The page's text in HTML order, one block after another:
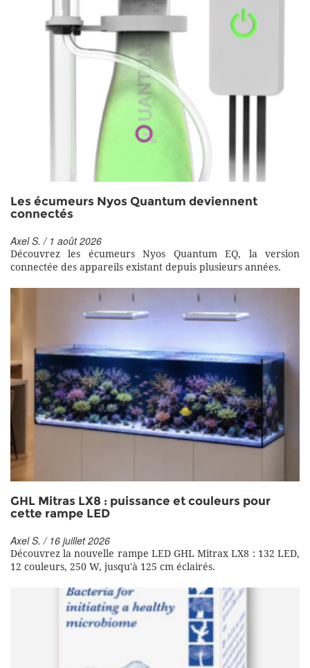
Les écumeurs Nyos Quantum deviennent
connectés
Axel S. / 1 août 2026
Découvrez les écumeurs Nyos Quantum EQ, la version
connectée des appareils existant depuis plusieurs années.
GHL Mitras LX8 : puissance et couleurs pour
cette rampe LED
Axel S. / 16 juillet 2026
Découvrez la nouvelle rampe LED GHL Mitrax LX8 : 132 LED,
12 couleurs, 250 W, jusqu'à 125 cm éclairés.